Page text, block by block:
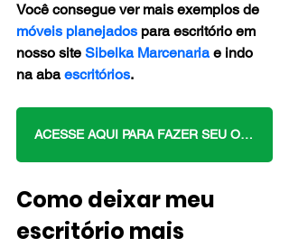
Você consegue ver mais exemplos de
móveis planejados para escritório em
nosso site Sibelka Marcenaria e indo
na aba escritórios.
ACESSE AQUI PARA FAZER SEU ORÇAMENTO GRATUITAMENE CONOSCO
Como deixar meu
escritório mais